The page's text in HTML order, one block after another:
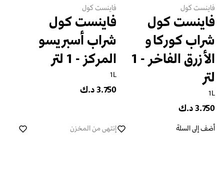
فاينست كول
فاينست كول
شراب كوركاو
الأزرق الفاخر - 1
لتر
1L
3.750 د.ك
أضف إلى السلة
فاينست كول
فاينست كول
شراب أسبريسو
المركز - 1 لتر
1L
3.750 د.ك
إنتهى من المخزن